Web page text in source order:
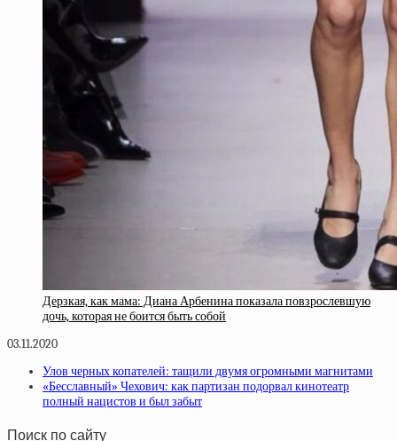
Дерзкая, как мама: Диана Арбенина показала повзрослевшую
дочь, которая не боится быть собой
03.11.2020
Улов черных копателей: тащили двумя огромными магнитами
«Бесславный» Чехович: как партизан подорвал кинотеатр
полный нацистов и был забыт
Поиск по сайту